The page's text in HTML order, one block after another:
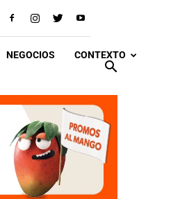
NEGOCIOS CONTEXTO